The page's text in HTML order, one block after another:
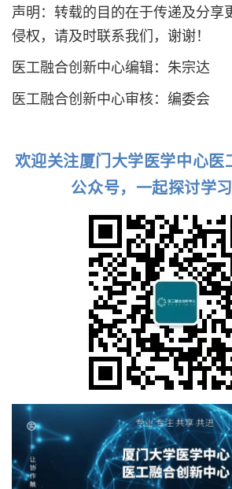
声明：转载的目的在于传递及分享
侵权，请及时联系我们，谢谢！
医工融合创新中心编辑：朱宗达
医工融合创新中心审核：编委会
欢迎关注厦门大学医学中心医
公众号，一起探讨学习